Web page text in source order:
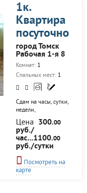
1к.
Квартира
посуточно
город Томск
Рабочая 1-я 8
Комнат: 1
Спальных мест: 1
Сдам на часы, сутки,
недели,
однокомнатную
квартиру в новом
кирпичном
доме.Квартира
светлая, чистая и
уютная, с хорошим
ремонтом,
современной
Цена 300.00
руб./
час...1100.00
руб./сутки
Посмотреть на
карте